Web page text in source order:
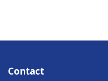
Contact